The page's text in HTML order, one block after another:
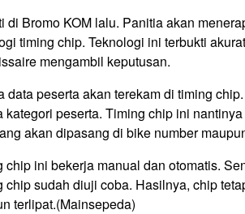
di Bromo KOM lalu. Panitia akan
timing chip. Teknologi ini terbukti
mengambil keputusan.
data peserta akan terekam di timing
kategori peserta. Timing chip ini
akan dipasang di bike number
chip ini bekerja manual dan otomatis.
chip sudah diuji coba. Hasilnya, chip
terlipat.(Mainsepeda)